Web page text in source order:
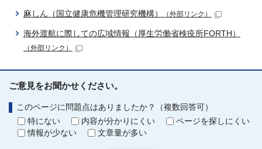
麻しん（国立健康危機管理研究機構） （外部リンク）
海外渡航に際しての広域情報（厚生労働省検疫所FORTH）
（外部リンク）
ご意見をお聞かせください。
このページに問題点はありましたか？（複数回答可）
特にない
内容が分かりにくい
ページを探しにくい
情報が少ない
文章量が多い